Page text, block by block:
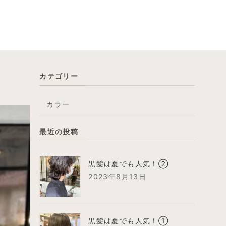
カテゴリー
カラー
最近の投稿
黒髪は夏でも人気！②
2023年8月13日
黒髪は夏でも人気！①